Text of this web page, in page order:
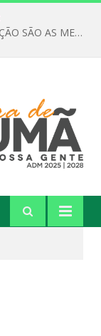
FEBRE AMARELA: INFORMAÇÃO E VACINAÇÃO SÃO AS MELHORES FORMAS DE PREVENÇÃO